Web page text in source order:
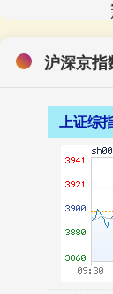
沪深京指
上证综